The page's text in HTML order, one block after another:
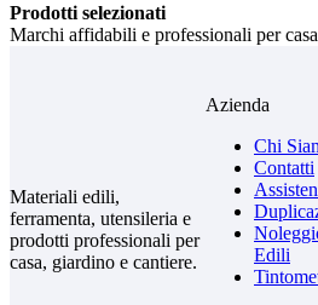
Prodotti selezionati
Marchi affidabili e professionali per
Materiali edili,
ferramenta, utensileria e
prodotti professionali per
casa, giardino e cantiere.
Azienda
Chi
Contatti
Edili